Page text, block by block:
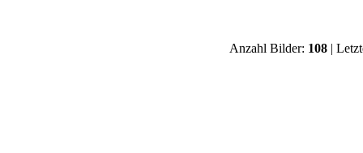
Anzahl Bilder: 108|